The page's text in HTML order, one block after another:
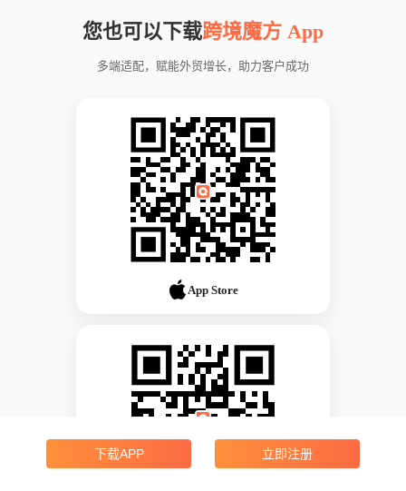
您也可以下载跨境魔方 App
多端适配，赋能外贸增长，助力客户成功
App Store
下载APP 立即注册